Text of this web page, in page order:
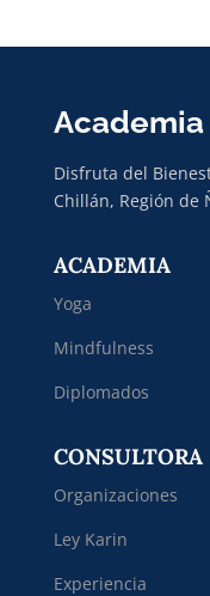
Academia
Disfruta del
Chillán, Región de
ACADEMIA
Yoga
Mindfulness
Diplomados
CONSULTORA
Organizaciones
Ley Karin
Experiencia